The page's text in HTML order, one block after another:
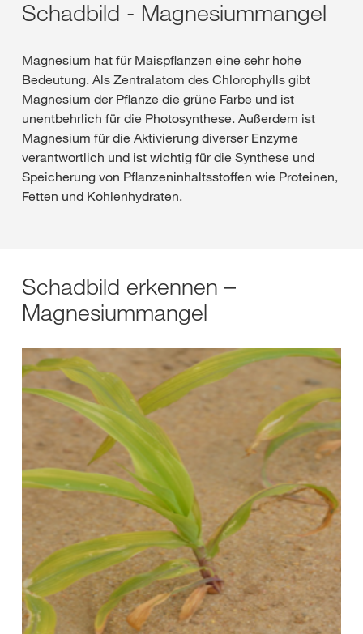
Schadbild - Magnesiummangel
Magnesium hat für Maispflanzen eine sehr hohe
Bedeutung. Als Zentralatom des Chlorophylls gibt
Magnesium der Pflanze die grüne Farbe und ist
unentbehrlich für die Photosynthese. Außerdem ist
Magnesium für die Aktivierung diverser Enzyme
verantwortlich und ist wichtig für die Synthese und
Speicherung von Pflanzeninhaltsstoffen wie Proteinen,
Fetten und Kohlenhydraten.
Schadbild erkennen –
Magnesiummangel